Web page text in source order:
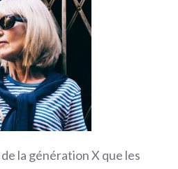
la génération X que les